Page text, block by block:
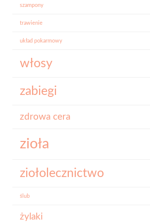
szampony
trawienie
układ pokarmowy
włosy
zabiegi
zdrowa cera
zioła
ziołolecznictwo
ślub
żylaki